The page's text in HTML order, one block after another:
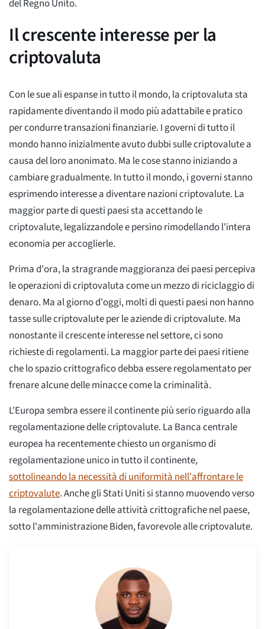
del Regno Unito.
Il crescente interesse per la
criptovaluta
Con le sue ali espanse in tutto il mondo, la criptovaluta sta
rapidamente diventando il modo più adattabile e pratico
per condurre transazioni finanziarie. I governi di tutto il
mondo hanno inizialmente avuto dubbi sulle criptovalute a
causa del loro anonimato. Ma le cose stanno iniziando a
cambiare gradualmente. In tutto il mondo, i governi stanno
esprimendo interesse a diventare nazioni criptovalute. La
maggior parte di questi paesi sta accettando le
criptovalute, legalizzandole e persino rimodellando l'intera
economia per accoglierle.
Prima d'ora, la stragrande maggioranza dei paesi percepiva
le operazioni di criptovaluta come un mezzo di riciclaggio di
denaro. Ma al giorno d'oggi, molti di questi paesi non hanno
tasse sulle criptovalute per le aziende di criptovalute. Ma
nonostante il crescente interesse nel settore, ci sono
richieste di regolamenti. La maggior parte dei paesi ritiene
che lo spazio crittografico debba essere regolamentato per
frenare alcune delle minacce come la criminalità.
L'Europa sembra essere il continente più serio riguardo alla
regolamentazione delle criptovalute. La Banca centrale
europea ha recentemente chiesto un organismo di
regolamentazione unico in tutto il continente,
sottolineando la necessità di uniformità nell'affrontare le
criptovalute. Anche gli Stati Uniti si stanno muovendo verso
la regolamentazione delle attività crittografiche nel paese,
sotto l'amministrazione Biden, favorevole alle criptovalute.